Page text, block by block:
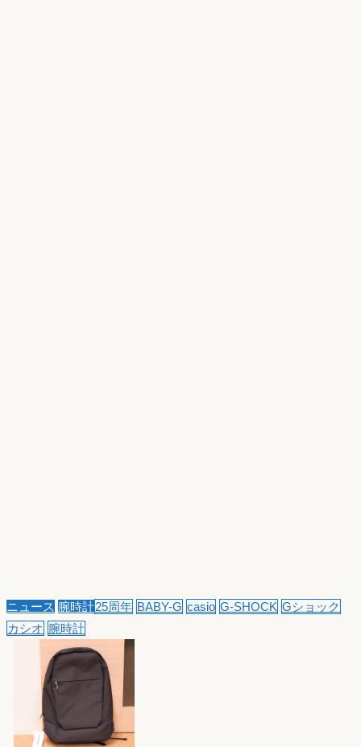
ニュース 腕時計25周年 BABY-G casio G-SHOCK Gショック
カシオ 腕時計